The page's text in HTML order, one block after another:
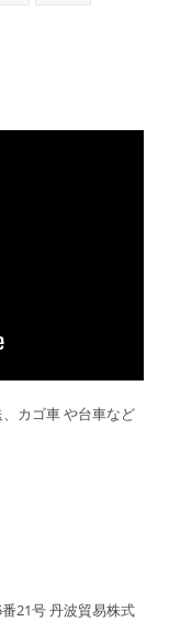
カゴ車 や台車など
21号 丹波貿易株式